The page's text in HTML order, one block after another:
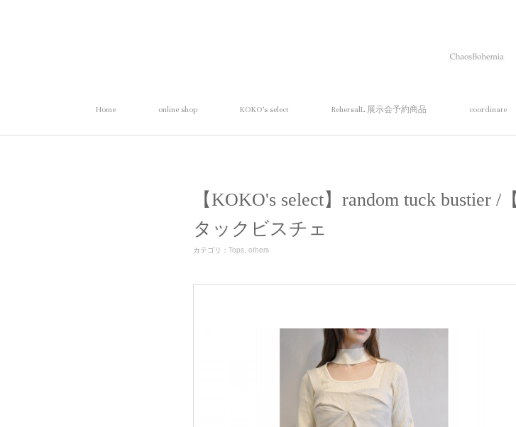
Home online shop KOKO's select RehersalL 展示会予約商品 coordinate
【KOKO's select】random tuck
タックビスチェ
カテゴリ ： Tops others